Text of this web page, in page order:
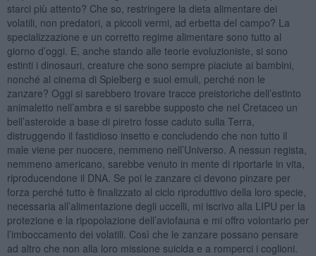
starci più attento? Che so, restringere la dieta alimentare dei
volatili, non predatori, a piccoli vermi, ad erbetta del campo? La
specializzazione e un corretto regime alimentare sono tutto al
giorno d’oggi. E, anche stando alle teorie evoluzioniste, si sono
estinti i dinosauri, creature che sono sempre piaciute ai bambini,
nonché al cinema di Spielberg e suoi emuli, perché non le
zanzare? Oggi si sarebbero trovare tracce preistoriche dell’estinto
animaletto nell’ambra e si sarebbe supposto che nel Cretaceo un
bell’asteroide a base di piretro fosse caduto sulla Terra,
distruggendo il fastidioso insetto e concludendo che non tutto il
male viene per nuocere, nemmeno nell’Universo. A nessun regista,
nemmeno americano, sarebbe venuto in mente di riportarle in vita,
riproducendone il DNA. Se poi le zanzare ci devono pinzare per
forza perché tutto è finalizzato al ciclo riproduttivo della loro specie,
necessaria all’alimentazione degli uccelli, mi iscrivo alla LIPU per la
protezione e la ripopolazione dell’aviofauna e mi offro volontario per
l’imboccamento dei volatili. Così che le zanzare possano pensare
ad altro che non alla loro missione suicida e a romperci i coglioni.